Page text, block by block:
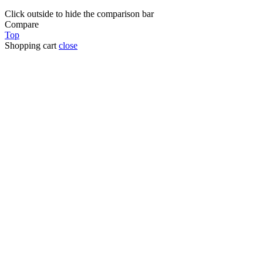
Click outside to hide the comparison bar
Compare
Top
Shopping cart close